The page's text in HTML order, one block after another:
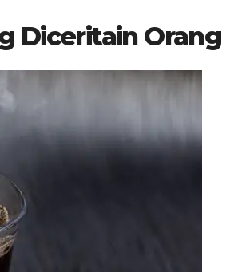
Diceritain Orang